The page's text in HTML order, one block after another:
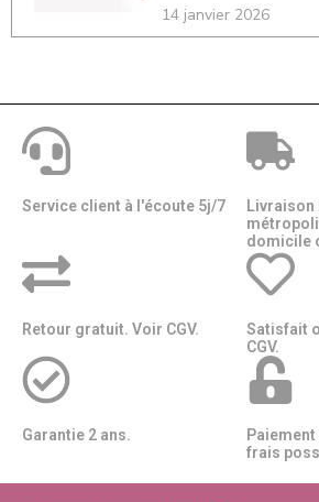
14 janvier 2026
Service client à l'écoute 5j/7
Livraison
domicile
Retour gratuit. Voir CGV.
Satisfait
CGV.
Garantie 2 ans.
frais